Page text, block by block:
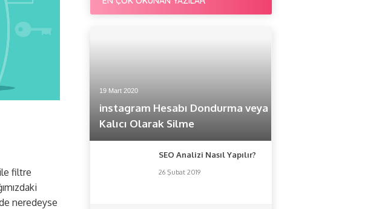
filtre
neredeyse
instagram Hesabı Dondurma veya
Kalıcı Olarak Silme
19 Mart 2020
SEO Analizi Nasıl Yapılır?
26 Şubat 2019